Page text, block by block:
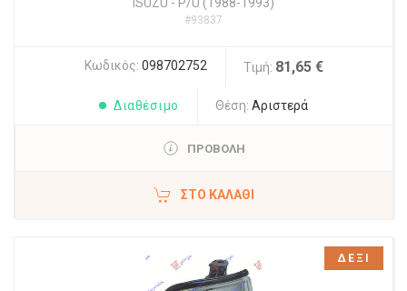
#93837
Κωδικός: 098702752 Τιμή: 81,65 €
Διαθέσιμο Θέση: Αριστερά
ΠΡΟΒΟΛΗ
ΣΤΟ ΚΑΛΆΘΙ
ΔΕΞΙ